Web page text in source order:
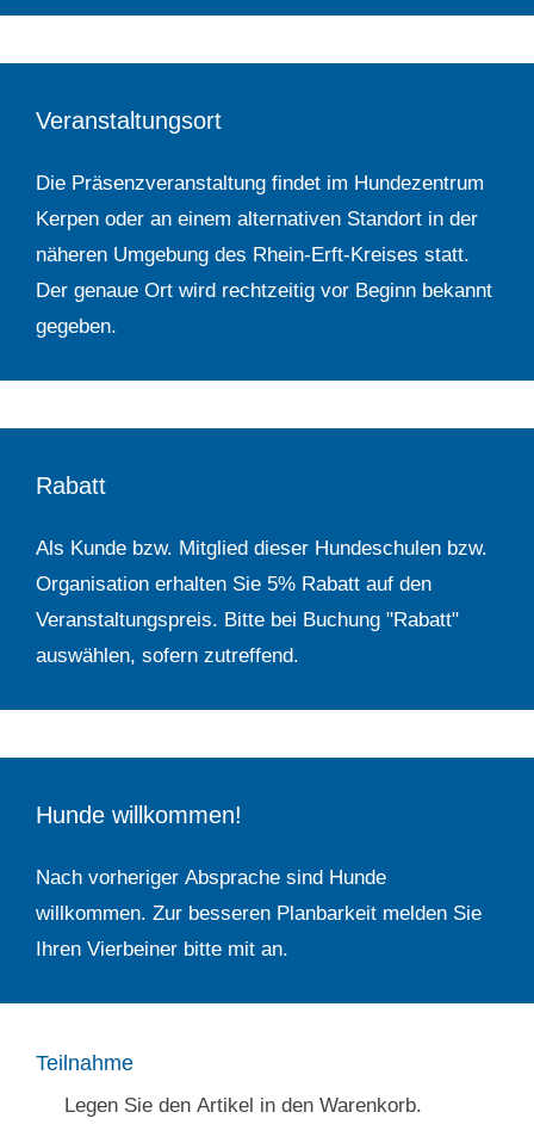
Veranstaltungsort
Die Präsenzveranstaltung findet im Hundezentrum
Kerpen oder an einem alternativen Standort in der
näheren Umgebung des Rhein-Erft-Kreises statt.
Der genaue Ort wird rechtzeitig vor Beginn bekannt
gegeben.
Rabatt
Als Kunde bzw. Mitglied dieser Hundeschulen bzw.
Organisation erhalten Sie 5% Rabatt auf den
Veranstaltungspreis. Bitte bei Buchung "Rabatt"
auswählen, sofern zutreffend.
Hunde willkommen!
Nach vorheriger Absprache sind Hunde
willkommen. Zur besseren Planbarkeit melden Sie
Ihren Vierbeiner bitte mit an.
Teilnahme
Legen Sie den Artikel in den Warenkorb.